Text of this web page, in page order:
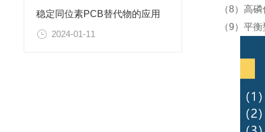
稳定同位素PCB替代物的应用
2024-01-11
（8）高
（9）平